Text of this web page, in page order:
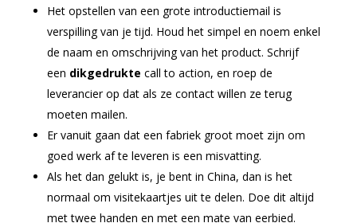
Het opstellen van een grote introductiemail is
verspilling van je tijd. Houd het simpel en noem enkel
de naam en omschrijving van het product. Schrijf
een dikgedrukte call to action, en roep de
leverancier op dat als ze contact willen ze terug
moeten mailen.
Er vanuit gaan dat een fabriek groot moet zijn om
goed werk af te leveren is een misvatting.
Als het dan gelukt is, je bent in China, dan is het
normaal om visitekaartjes uit te delen. Doe dit altijd
met twee handen en met een mate van eerbied.